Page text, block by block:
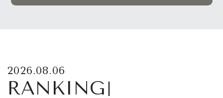
2026.08.06
RANKING